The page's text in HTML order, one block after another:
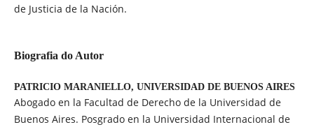
de Justicia de la Nación.
Biografia do Autor
PATRICIO MARANIELLO, UNIVERSIDAD DE BUENOS AIRES
Abogado en la Facultad de Derecho de la Universidad de
Buenos Aires. Posgrado en la Universidad Internacional de